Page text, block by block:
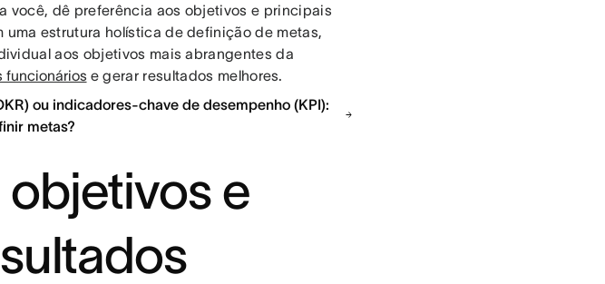
você, dê preferência aos objetivos e principais
estrutura holística de definição de metas,
aos objetivos mais abrangentes da
funcionários e gerar resultados melhores.
ou indicadores-chave de desempenho (KPI):
metas?
e